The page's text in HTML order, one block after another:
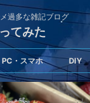
過多な雑記ブログ
てみた
PC・スマホ DIY